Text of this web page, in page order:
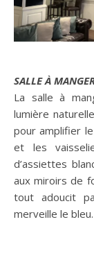
SALLE À
La salle à
lumière
pour amplifier
et les
d’assiettes
aux miroirs de
tout adoucit
merveille le bleu.